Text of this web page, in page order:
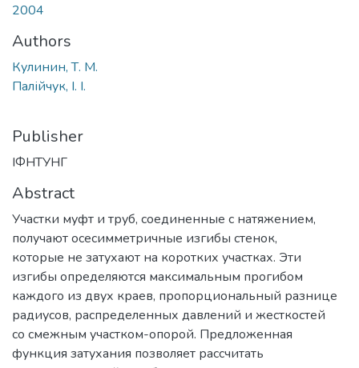
2004
Authors
Кулинин, Т. М.
Палійчук, І. І.
Publisher
ІФНТУНГ
Abstract
Участки муфт и труб, соединенные с натяжением,
получают осесимметричные изгибы стенок,
которые не затухают на коротких участках. Эти
изгибы определяются максимальным прогибом
каждого из двух краев, пропорциональный разнице
радиусов, распределенных давлений и жесткостей
со смежным участком-опорой. Предложенная
функция затухания позволяет рассчитать